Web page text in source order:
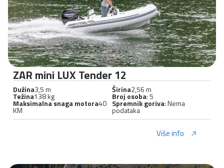
ZAR mini LUX Tender 12
Dužina3,5 m Širina2,56 m
Težina138 kg Broj osoba: 5
Maksimalna snaga motora40
KM
Spremnik goriva: Nema
podataka
Više info